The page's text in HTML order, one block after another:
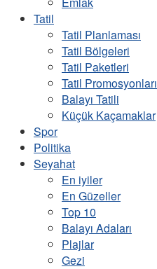
Tatil
Tatil Planlaması
Tatil Bölgeleri
Tatil Paketleri
Tatil Promosyonları
Balayı Tatili
Küçük Kaçamaklar
Spor
Politika
Seyahat
En iyiler
En Güzeller
Top 10
Balayı Adaları
Plajlar
Gezi